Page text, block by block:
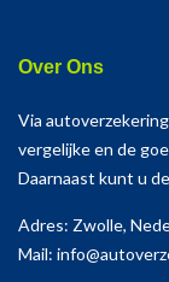
Over Ons
Via
vergelijke en de
Daarnaast kunt u
Adres: Zwolle,
Mail: